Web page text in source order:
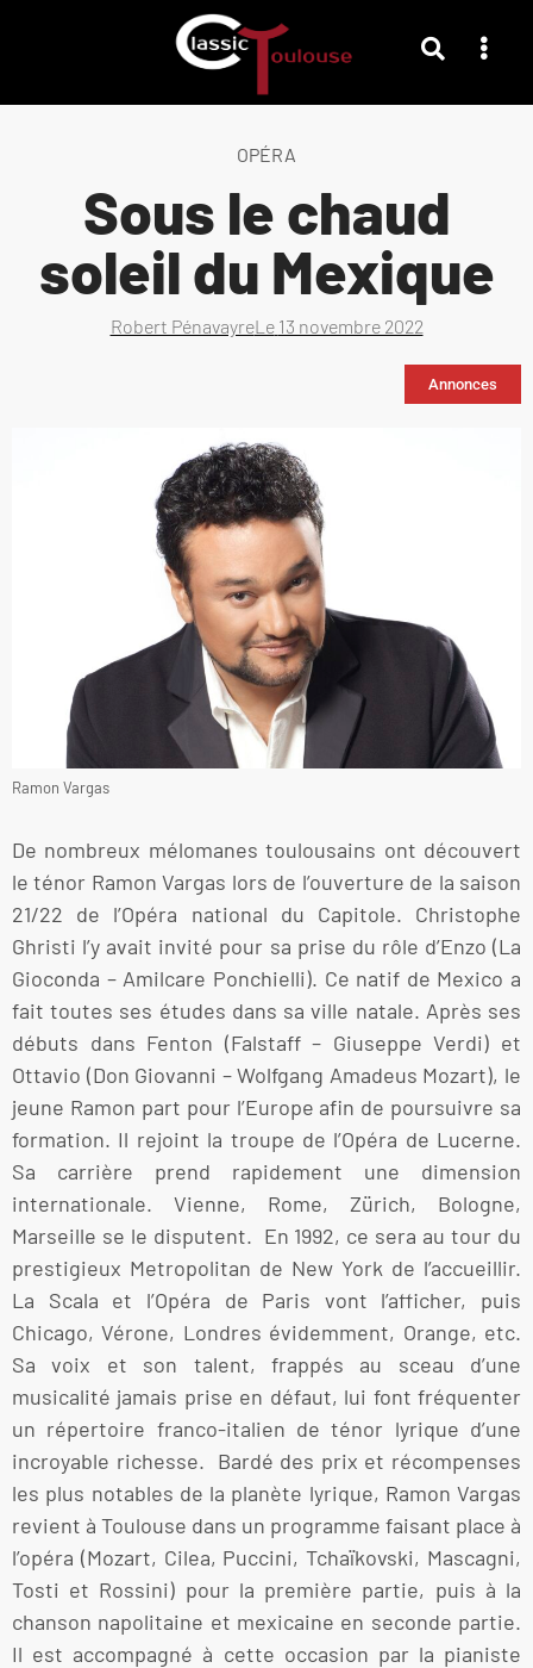
OPÉRA
Sous le chaud
soleil du Mexique
Robert PénavayreLe 13 novembre 2022
Annonces
Ramon Vargas
De nombreux mélomanes toulousains ont découvert
le ténor Ramon Vargas lors de l’ouverture de la saison
21/22 de l’Opéra national du Capitole. Christophe
Ghristi l’y avait invité pour sa prise du rôle d’Enzo (La
Gioconda – Amilcare Ponchielli). Ce natif de Mexico a
fait toutes ses études dans sa ville natale. Après ses
débuts dans Fenton (Falstaff – Giuseppe Verdi) et
Ottavio (Don Giovanni – Wolfgang Amadeus Mozart), le
jeune Ramon part pour l’Europe afin de poursuivre sa
formation. Il rejoint la troupe de l’Opéra de Lucerne.
Sa carrière prend rapidement une dimension
internationale. Vienne, Rome, Zürich, Bologne,
Marseille se le disputent. En 1992, ce sera au tour du
prestigieux Metropolitan de New York de l’accueillir.
La Scala et l’Opéra de Paris vont l’afficher, puis
Chicago, Vérone, Londres évidemment, Orange, etc.
Sa voix et son talent, frappés au sceau d’une
musicalité jamais prise en défaut, lui font fréquenter
un répertoire franco-italien de ténor lyrique d’une
incroyable richesse. Bardé des prix et récompenses
les plus notables de la planète lyrique, Ramon Vargas
revient à Toulouse dans un programme faisant place à
l’opéra (Mozart, Cilea, Puccini, Tchaïkovski, Mascagni,
Tosti et Rossini) pour la première partie, puis à la
chanson napolitaine et mexicaine en seconde partie.
Il est accompagné à cette occasion par la pianiste